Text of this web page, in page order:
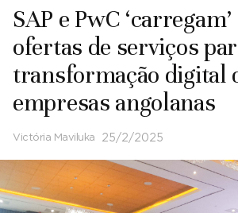
SAP e PwC
ofertas de serviços
transformação digital
empresas angolanas
Victória Maviluka 25/2/2025